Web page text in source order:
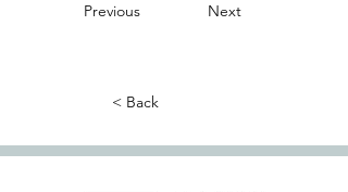
Previous Next
< Back